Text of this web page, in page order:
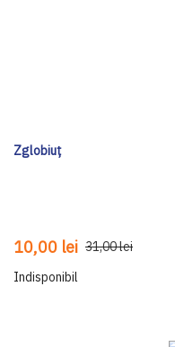
Zglobiuț
10,00 lei 31,00 lei
Indisponibil